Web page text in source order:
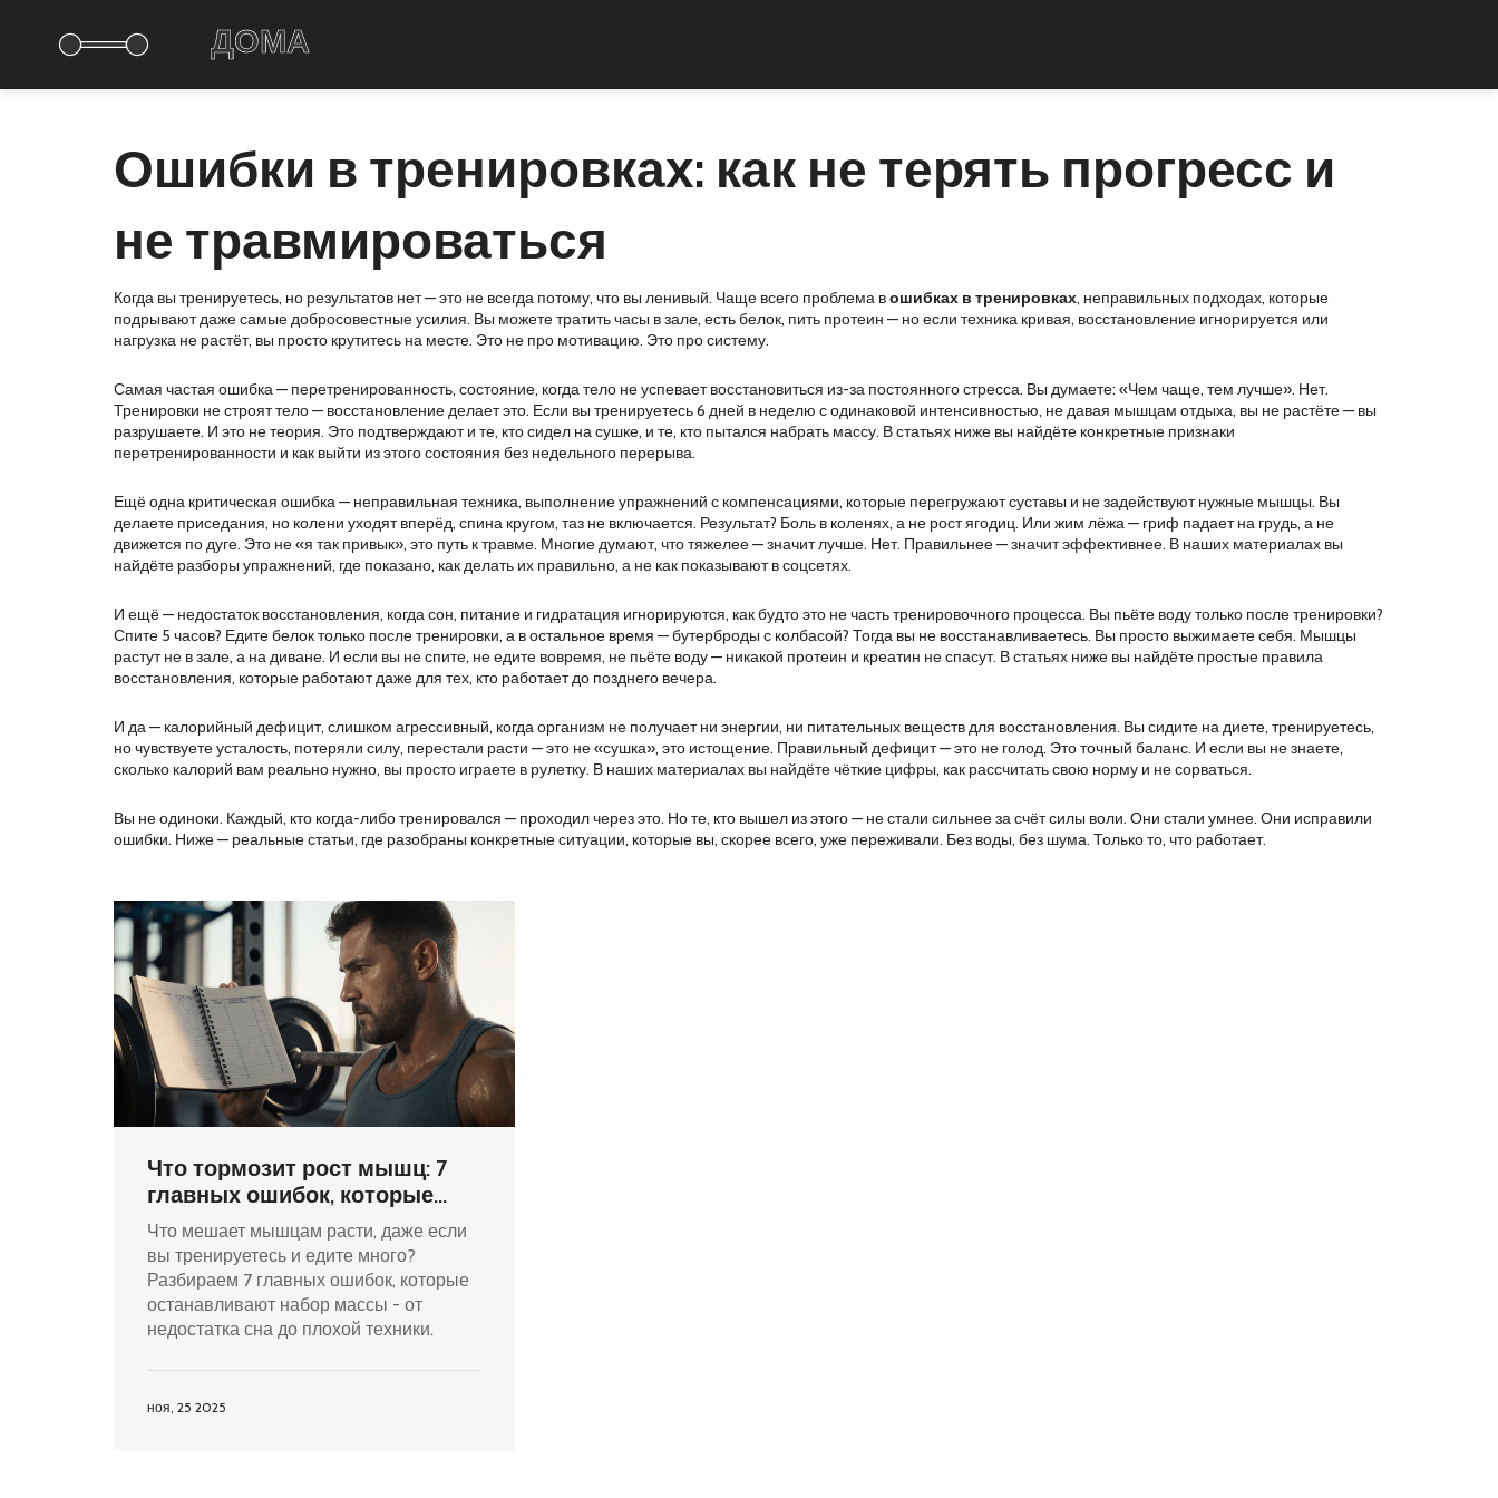
Ошибки в тренировках: как не терять прогресс и
не травмироваться
Когда вы тренируетесь, но результатов нет — это не всегда потому, что вы ленивый. Чаще всего проблема вошибках в тренировках, неправильных подходах, которые
подрывают даже самые добросовестные усилия. Вы можете тратить часы в зале, есть белок, пить протеин — но если техника кривая, восстановление игнорируется или
нагрузка не растёт, вы просто крутитесь на месте. Это не про мотивацию. Это про систему.
Самая частая ошибка — перетренированность, состояние, когда тело не успевает восстановиться из-за постоянного стресса. Вы думаете: «Чем чаще, тем лучше». Нет.
Тренировки не строят тело — восстановление делает это. Если вы тренируетесь 6 дней в неделю с одинаковой интенсивностью, не давая мышцам отдыха, вы не растёте — вы
разрушаете. И это не теория. Это подтверждают и те, кто сидел на сушке, и те, кто пытался набрать массу. В статьях ниже вы найдёте конкретные признаки
перетренированности и как выйти из этого состояния без недельного перерыва.
Ещё одна критическая ошибка — неправильная техника, выполнение упражнений с компенсациями, которые перегружают суставы и не задействуют нужные мышцы. Вы
делаете приседания, но колени уходят вперёд, спина кругом, таз не включается. Результат? Боль в коленях, а не рост ягодиц. Или жим лёжа — гриф падает на грудь, а не
движется по дуге. Это не «я так привык», это путь к травме. Многие думают, что тяжелее — значит лучше. Нет. Правильнее — значит эффективнее. В наших материалах вы
найдёте разборы упражнений, где показано, как делать их правильно, а не как показывают в соцсетях.
И ещё — недостаток восстановления, когда сон, питание и гидратация игнорируются, как будто это не часть тренировочного процесса. Вы пьёте воду только после тренировки?
Спите 5 часов? Едите белок только после тренировки, а в остальное время — бутерброды с колбасой? Тогда вы не восстанавливаетесь. Вы просто выжимаете себя. Мышцы
растут не в зале, а на диване. И если вы не спите, не едите вовремя, не пьёте воду — никакой протеин и креатин не спасут. В статьях ниже вы найдёте простые правила
восстановления, которые работают даже для тех, кто работает до позднего вечера.
И да — калорийный дефицит, слишком агрессивный, когда организм не получает ни энергии, ни питательных веществ для восстановления. Вы сидите на диете, тренируетесь,
но чувствуете усталость, потеряли силу, перестали расти — это не «сушка», это истощение. Правильный дефицит — это не голод. Это точный баланс. И если вы не знаете,
сколько калорий вам реально нужно, вы просто играете в рулетку. В наших материалах вы найдёте чёткие цифры, как рассчитать свою норму и не сорваться.
Вы не одиноки. Каждый, кто когда-либо тренировался — проходил через это. Но те, кто вышел из этого — не стали сильнее за счёт силы воли. Они стали умнее. Они исправили
ошибки. Ниже — реальные статьи, где разобраны конкретные ситуации, которые вы, скорее всего, уже переживали. Без воды, без шума. Только то, что работает.
Что тормозит рост мышц: 7
главных ошибок, которые
мешают набрать массу
Что мешает мышцам расти, даже если
вы тренируетесь и едите много?
Разбираем 7 главных ошибок, которые
останавливают набор массы - от
недостатка сна до плохой техники.
ноя, 25 2025